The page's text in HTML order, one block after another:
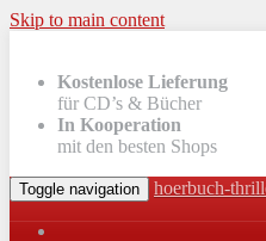
Skip to main content
Kostenlose Lieferung
für CD’s & Bücher
In Kooperation
mit den besten Shops
Toggle navigation hoerbuch-